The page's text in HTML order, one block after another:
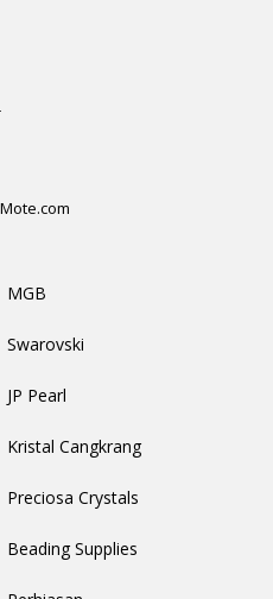
MGB
Swarovski
JP Pearl
Kristal Cangkrang
Preciosa Crystals
Beading Supplies